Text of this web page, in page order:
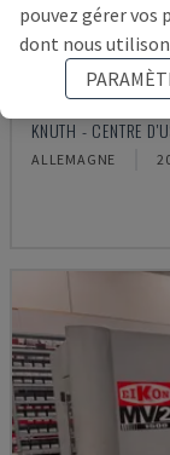
X-MILL 640
KNUTH - CENTRE
ALLEMAGNE
pouvez gérer vos
dont nous